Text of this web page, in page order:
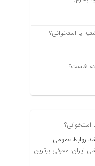
یا استخوانی؟
شست؟
استخوانی؟
روابط عمومی
ایران؛ معرفی برترین